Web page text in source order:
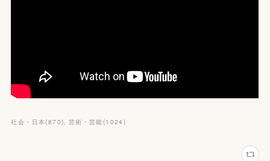
社会・日本(870) 芸術・芸能 (1024 )